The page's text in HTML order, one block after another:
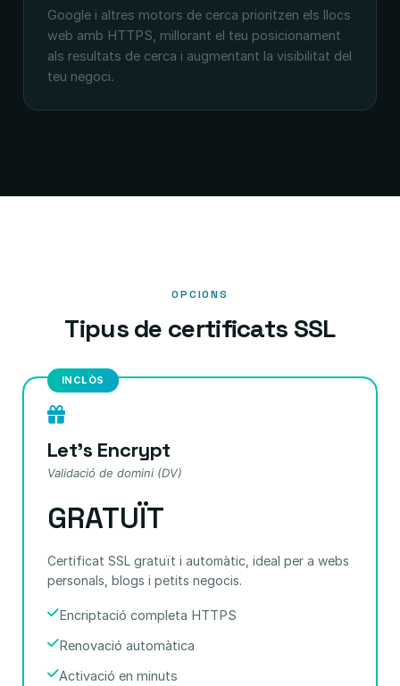
Google i altres motors de cerca prioritzen els llocs
web amb HTTPS, millorant el teu posicionament
als resultats de cerca i augmentant la visibilitat del
teu negoci.
OPCIONS
Tipus de certificats SSL
INCLÒS
Let's Encrypt
Validació de domini (DV)
GRATUÏT
Certificat SSL gratuït i automàtic, ideal per a webs
personals, blogs i petits negocis.
Encriptació completa HTTPS
Renovació automàtica
Activació en minuts